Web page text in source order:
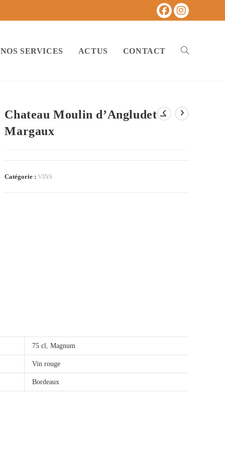
NOS SERVICES ACTUS CONTACT TOGGLE
WEBSITE
Chateau Moulin d’Angludet –
Margaux
Catégorie :VINS
75 cl Magnum
Vin rouge
Bordeaux